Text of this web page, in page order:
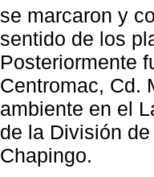
se marcaron y
sentido de los
Posteriormente
Centromac, Cd.
ambiente en el
de la División
Chapingo.